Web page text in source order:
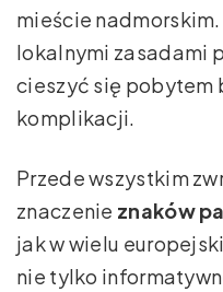
mieście
lokalnymi zasadami
cieszyć się pobytem
komplikacji.
Przede wszystkim
znaczenie znaków
jak w wielu
nie tylko